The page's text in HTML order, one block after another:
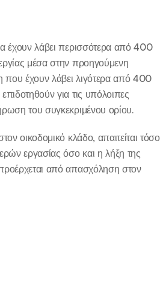
έχουν λάβει περισσότερα από 400
μέσα στην προηγούμενη
που έχουν λάβει λιγότερα από 400
για τις υπόλοιπες
του συγκεκριμένου ορίου.
οικοδομικό κλάδο, απαιτείται τόσο
εργασίας όσο και η λήξη της
από απασχόληση στον